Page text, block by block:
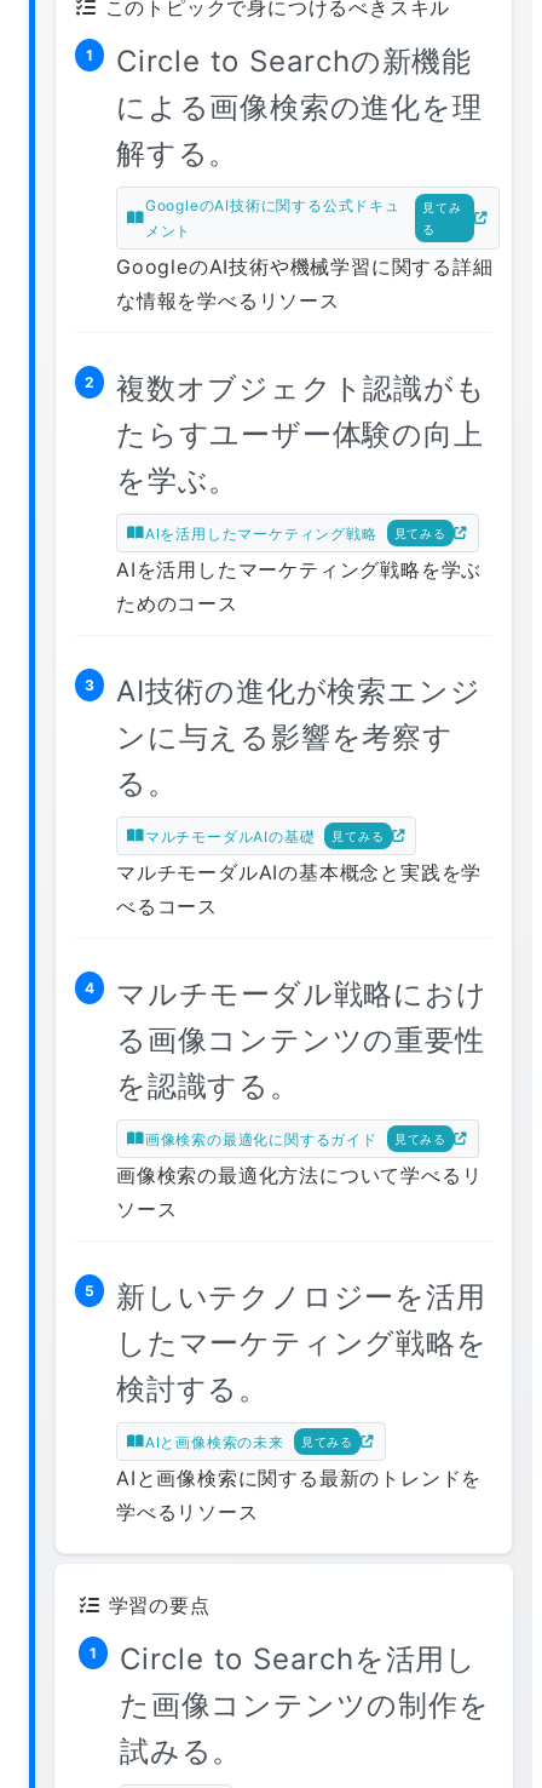
このトピックで身につけるべきスキル
1
Circle to Searchの新機能
による画像検索の進化を理
解する。
GoogleのAI技術に関する公式ドキュ
メント
見てみ
る
GoogleのAI技術や機械学習に関する詳細
な情報を学べるリソース
2
複数オブジェクト認識がも
たらすユーザー体験の向上
を学ぶ。
AIを活用したマーケティング戦略 見てみる
AIを活用したマーケティング戦略を学ぶ
ためのコース
3
AI技術の進化が検索エンジ
ンに与える影響を考察す
る。
マルチモーダルAIの基礎 見てみる
マルチモーダルAIの基本概念と実践を学
べるコース
4
マルチモーダル戦略におけ
る画像コンテンツの重要性
を認識する。
画像検索の最適化に関するガイド 見てみる
画像検索の最適化方法について学べるリ
ソース
5
新しいテクノロジーを活用
したマーケティング戦略を
検討する。
AIと画像検索の未来 見てみる
AIと画像検索に関する最新のトレンドを
学べるリソース
学習の要点
1
Circle to Searchを活用し
た画像コンテンツの制作を
試みる。